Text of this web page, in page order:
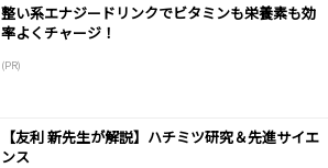
整い系エナジードリンクでビタミンも栄養素も効
率よくチャージ！
(PR)
【友利 新先生が解説】ハチミツ研究＆先進サイエ
ンス